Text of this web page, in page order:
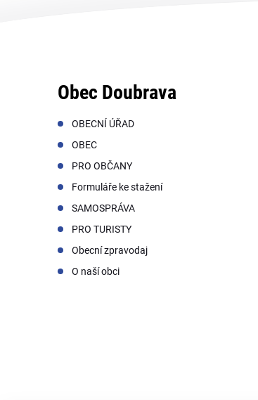
Obec Doubrava
OBECNÍ ÚŘAD
OBEC
PRO OBČANY
Formuláře ke stažení
SAMOSPRÁVA
PRO TURISTY
Obecní zpravodaj
O naší obci